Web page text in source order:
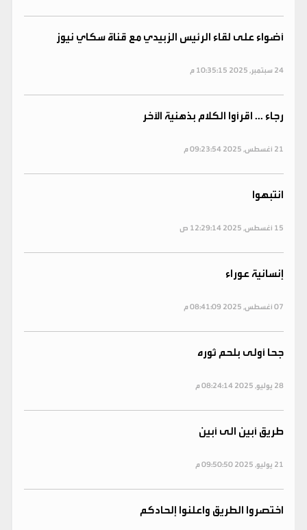
أضواء على لقاء الرئيس الزبيدي مع قناة سكاي نيوز
24 سبتمبر, 2025 10:35:15 م
رجاء ... اقرأوا الكلام بذهنية الآخر
21 أغسطس, 2025 09:23:54 م
انتبهوا
15 أغسطس, 2025 12:29:14 ص
إنسانية عوراء
07 أغسطس, 2025 08:41:09 م
جحا أولى بلحم ثوره
28 يوليو, 2025 08:24:14 م
طريق أبين الى أبين
21 يوليو, 2025 09:50:50 م
اختصروا الطريق واعلنوا إلحادكم